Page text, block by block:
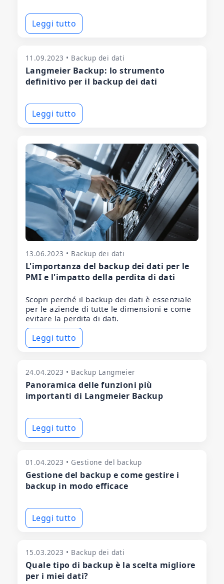
Leggi tutto
11.09.2023 • Backup dei dati
Langmeier Backup: lo strumento
definitivo per il backup dei dati
Leggi tutto
13.06.2023 • Backup dei dati
L'importanza del backup dei dati per le
PMI e l'impatto della perdita di dati
Scopri perché il backup dei dati è essenziale
per le aziende di tutte le dimensioni e come
evitare la perdita di dati.
Leggi tutto
24.04.2023 • Backup Langmeier
Panoramica delle funzioni più
importanti di Langmeier Backup
Leggi tutto
01.04.2023 • Gestione del backup
Gestione del backup e come gestire i
backup in modo efficace
Leggi tutto
15.03.2023 • Backup dei dati
Quale tipo di backup è la scelta migliore
per i miei dati?